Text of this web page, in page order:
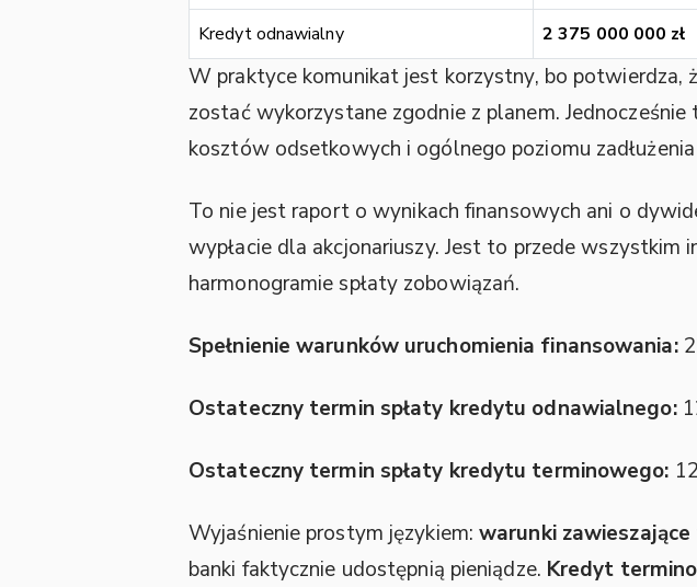
Kredyt odnawialny 2 375 000 000 zł
W praktyce komunikat jest korzystny, bo potwierdza,
zostać wykorzystane zgodnie z planem.
kosztów odsetkowych i ogólnego poziomu
To nie jest raport o wynikach finansowych ani o
wypłacie dla akcjonariuszy. Jest to przede wszystkim
harmonogramie spłaty zobowiązań.
Spełnienie warunków uruchomienia finansowania:
Ostateczny termin spłaty kredytu odnawialnego:
Ostateczny termin spłaty kredytu terminowego:
Wyjaśnienie prostym językiem: warunki zawieszające
banki faktycznie udostępnią pieniądze. Kredyt